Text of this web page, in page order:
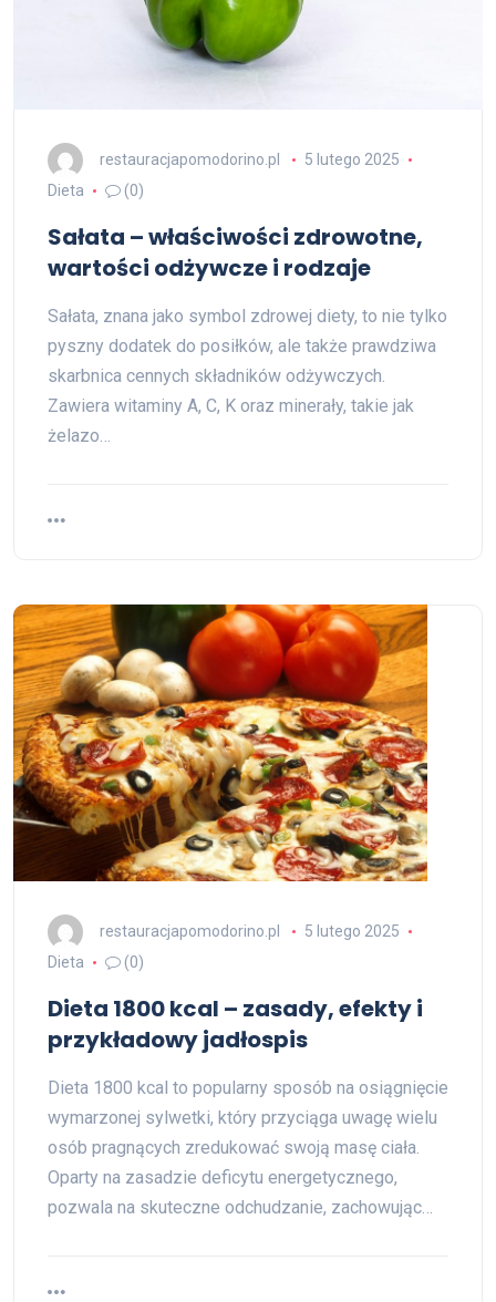
restauracjapomodorino.pl
5 lutego 2025
Dieta
(0)
Sałata – właściwości zdrowotne,
wartości odżywcze i rodzaje
Sałata, znana jako symbol zdrowej diety, to nie tylko
pyszny dodatek do posiłków, ale także prawdziwa
skarbnica cennych składników odżywczych.
Zawiera witaminy A, C, K oraz minerały, takie jak
żelazo…
restauracjapomodorino.pl
5 lutego 2025
Dieta
(0)
Dieta 1800 kcal – zasady, efekty i
przykładowy jadłospis
Dieta 1800 kcal to popularny sposób na osiągnięcie
wymarzonej sylwetki, który przyciąga uwagę wielu
osób pragnących zredukować swoją masę ciała.
Oparty na zasadzie deficytu energetycznego,
pozwala na skuteczne odchudzanie, zachowując…